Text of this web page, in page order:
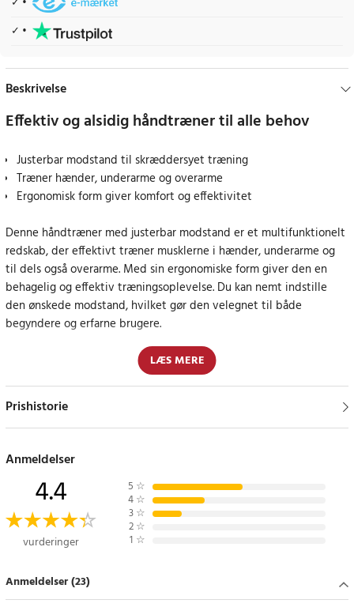
Beskrivelse
Effektiv og alsidig håndtræner til alle behov
Justerbar modstand til skræddersyet træning
Træner hænder, underarme og overarme
Ergonomisk form giver komfort og effektivitet
Denne håndtræner med justerbar modstand er et multifunktionelt
redskab, der effektivt træner musklerne i hænder, underarme og
til dels også overarme. Med sin ergonomiske form giver den en
behagelig og effektiv træningsoplevelse. Du kan nemt indstille
den ønskede modstand, hvilket gør den velegnet til både
begyndere og erfarne brugere.
Skræddersyet træning til dine behov
Den justerbare håndtræner giver dig mulighed for at tilpasse
modstanden til din egen styrke og dit eget konditionsniveau.
Uanset om du vil styrke dine grebsmuskler eller genoptræne efter
en skade, giver denne håndtræner fleksibilitet og alsidighed.
Specifikation
- Justerbar styrke: Ja
- Ergonomisk design: Ja
- Materialer: Plastik og metal af høj kvalitet
LÆS MERE
Prishistorie
Anmeldelser
4.4
vurderinger
5 ☆
4 ☆
3 ☆
2 ☆
1 ☆
Anmeldelser (23)